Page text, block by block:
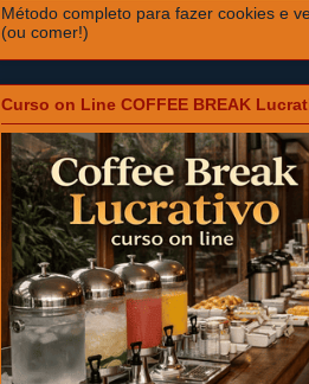
Método completo para fazer cookies e
(ou comer!)
Curso on Line COFFEE BREAK